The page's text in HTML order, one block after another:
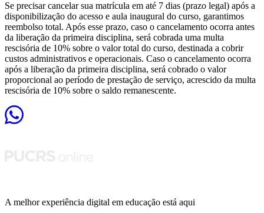
Se precisar cancelar sua matrícula em até 7 dias (prazo legal) após a
disponibilização do acesso e aula inaugural do curso, garantimos
reembolso total. Após esse prazo, caso o cancelamento ocorra antes
da liberação da primeira disciplina, será cobrada uma multa
rescisória de 10% sobre o valor total do curso, destinada a cobrir
custos administrativos e operacionais. Caso o cancelamento ocorra
após a liberação da primeira disciplina, será cobrado o valor
proporcional ao período de prestação de serviço, acrescido da multa
rescisória de 10% sobre o saldo remanescente.
A melhor experiência digital em educação está aqui